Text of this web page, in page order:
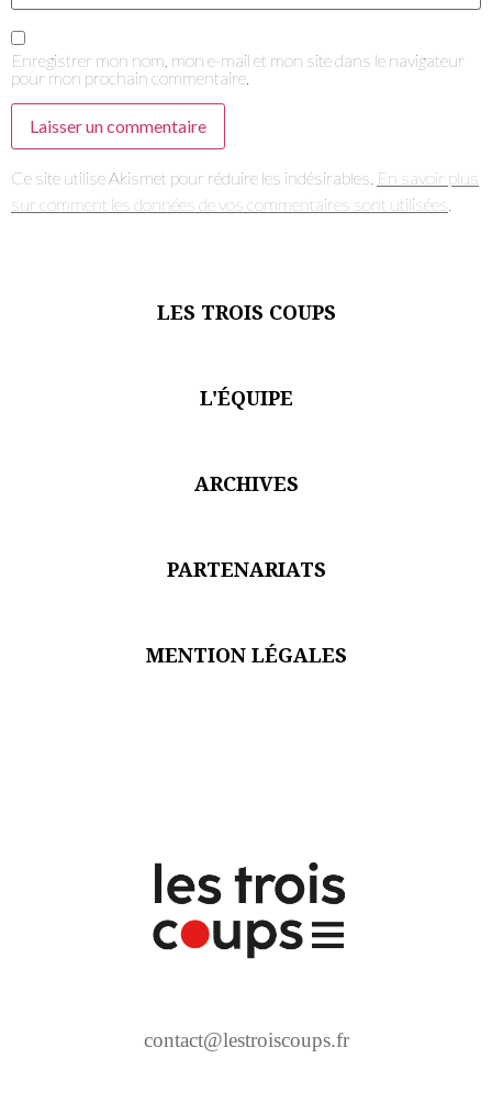
Enregistrer mon nom, mon e-mail et mon site dans le navigateur
pour mon prochain commentaire.
Ce site utilise Akismet pour réduire les indésirables. En savoir plus
sur comment les données de vos commentaires sont utilisées
LES TROIS COUPS
L'ÉQUIPE
ARCHIVES
PARTENARIATS
MENTION LÉGALES
contact@lestroiscoups.fr